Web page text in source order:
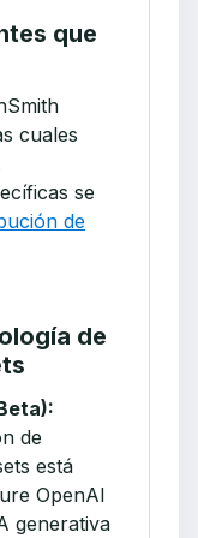
que
cuales
se
de
de
de
está
OpenAI
generativa